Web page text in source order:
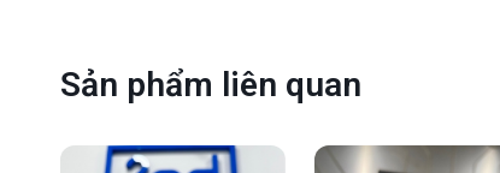
Sản phẩm liên quan